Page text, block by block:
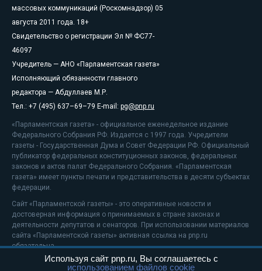
массовых коммуникаций (Роскомнадзор) 05
августа 2011 года. 18+
Свидетельство о регистрации Эл № ФС77-
46097
Учредитель — АНО «Парламентская газета»
Исполняющий обязанности главного
редактора — Абдуллаев М.Р.
Тел.: +7 (495) 637–69–79 E-mail: pg@pnp.ru
«Парламентская газета» - официальное еженедельное издание
Федерального Собрания РФ. Издается с 1997 года. Учредители
газеты - Государственная Дума и Совет Федерации РФ. Официальный
публикатор федеральных конституционных законов, федеральных
законов и актов палат Федерального Собрания. «Парламентская
газета» имеет пункты печати и представительства в десяти субъектах
федерации.
Сайт «Парламентской газеты» - это оперативные новости и
достоверная информация о принимаемых в стране законах и
деятельности депутатов и сенаторов. При использовании материалов
сайта «Парламентской газеты» активная ссылка на pnp.ru
обязательна.
На информационном ресурсе применяютсярекомендательные
Используя сайт pnp.ru, Вы соглашаетесь с
использованием файлов cookie